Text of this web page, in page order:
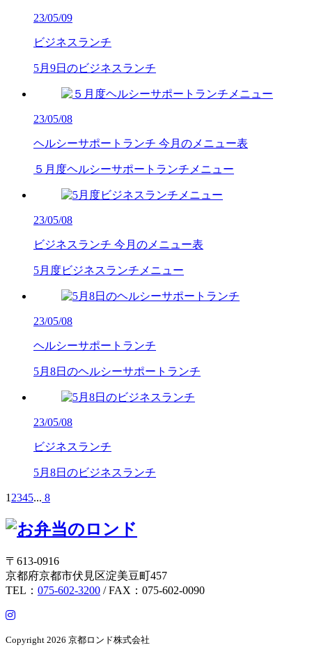
23/05/09
ビジネスランチ
5月9日のビジネスランチ
23/05/08
ヘルシーサポートランチ 今月のメニュー表
５月度ヘルシーサポートランチメニュー
23/05/08
ビジネスランチ 今月のメニュー表
5月度ビジネスランチメニュー
23/05/08
ヘルシーサポートランチ
5月8日のヘルシーサポートランチ
23/05/08
ビジネスランチ
5月8日のビジネスランチ
1 2345... 8
〒613-0916
京都府京都市伏見区淀美豆町457
TEL： 075-602-3200 / FAX：075-602-0090
Copyright 2026 京都ロンド株式会社